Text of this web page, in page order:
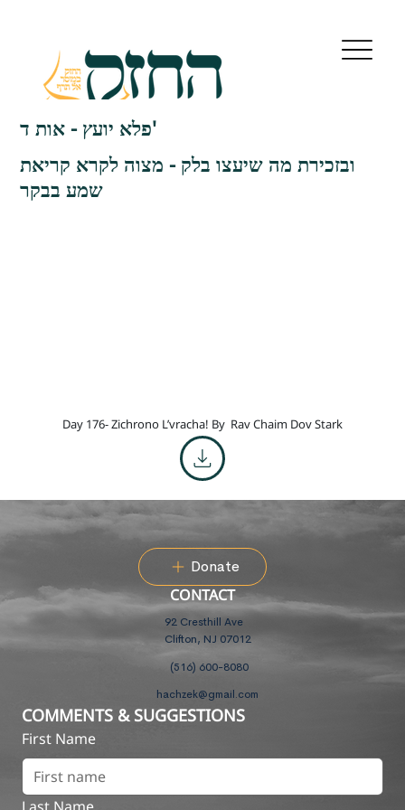
פלא יועץ - אות ד'
ובזכירת מה שיעצו בלק - מצוה לקרא קריאת
שמע בבקר
Day 176- Zichrono L’vracha! By Rav Chaim Dov Stark
Donate
CONTACT
92 Cresthill Ave
Clifton, NJ 07012
(516) 600-8080
hachzek@gmail.com
COMMENTS & SUGGESTIONS
First Name